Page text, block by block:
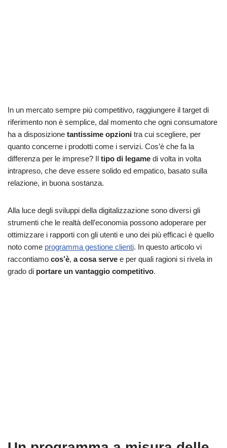
In un mercato sempre più competitivo, raggiungere il target di
riferimento non è semplice, dal momento che ogni consumatore
ha a disposizione tantissime opzioni tra cui scegliere, per
quanto concerne i prodotti come i servizi. Cos’è che fa la
differenza per le imprese? Il tipo di legame di volta in volta
intrapreso, che deve essere solido ed empatico, basato sulla
relazione, in buona sostanza.
Alla luce degli sviluppi della digitalizzazione sono diversi gli
strumenti che le realtà dell’economia possono adoperare per
ottimizzare i rapporti con gli utenti e uno dei più efficaci è quello
noto come programma gestione clienti. In questo articolo vi
raccontiamo cos’è, a cosa serve e per quali ragioni si rivela in
grado di portare un vantaggio competitivo.